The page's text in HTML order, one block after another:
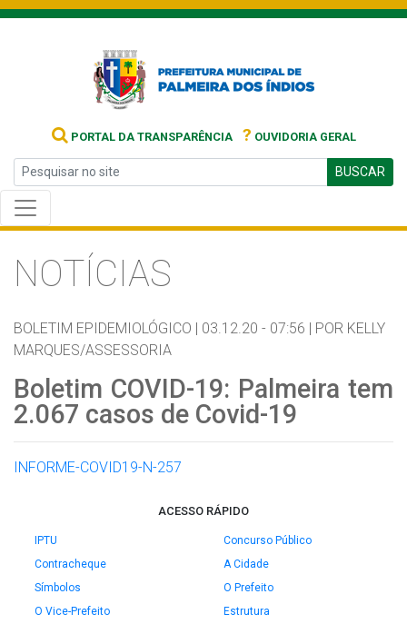
PORTAL DA TRANSPARÊNCIA ? OUVIDORIA GERAL
BUSCAR
NOTÍCIAS
BOLETIM EPIDEMIOLÓGICO | 03.12.20 - 07:56 | POR KELLY
MARQUES/ASSESSORIA
Boletim COVID-19: Palmeira tem
2.067 casos de Covid-19
INFORME-COVID19-N-257
ACESSO RÁPIDO
IPTU
Concurso Público
Contracheque
A Cidade
Símbolos
O Prefeito
O Vice-Prefeito
Estrutura